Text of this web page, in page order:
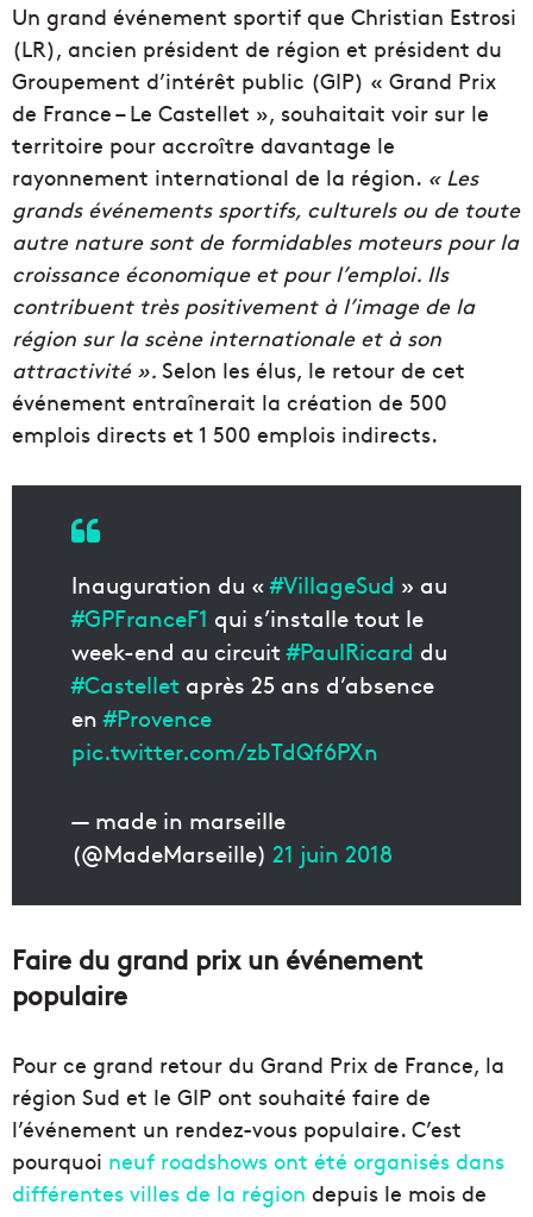
Un grand événement sportif que Christian Estrosi
(LR), ancien président de région et président du
Groupement d’intérêt public (GIP) « Grand Prix
de France – Le Castellet », souhaitait voir sur le
territoire pour accroître davantage le
rayonnement international de la région. « Les
grands événements sportifs, culturels ou de toute
autre nature sont de formidables moteurs pour la
croissance économique et pour l’emploi. Ils
contribuent très positivement à l’image de la
région sur la scène internationale et à son
attractivité ». Selon les élus, le retour de cet
événement entraînerait la création de 500
emplois directs et 1 500 emplois indirects.
Inauguration du «#VillageSud » au
#GPFranceF1 qui s’installe tout le
week-end au circuit#PaulRicard du
#Castellet après 25 ans d’absence
en#Provence
pic.twitter.com/zbTdQf6PXn
— made in marseille
(@MadeMarseille) 21 juin 2018
Faire du grand prix un événement
populaire
Pour ce grand retour du Grand Prix de France, la
région Sud et le GIP ont souhaité faire de
l’événement un rendez-vous populaire. C’est
pourquoi neuf roadshows ont été organisés dans
différentes villes de la région depuis le mois de